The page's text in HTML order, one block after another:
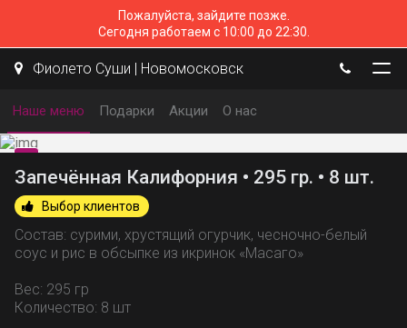
Пожалуйста, зайдите позже.
Сегодня работаем с 10:00 до 22:30.
Фиолето Суши | Новомосковск
Наше меню Подарки Акции О нас
Запечённая Калифорния • 295 гр. • 8 шт.
Выбор клиентов
Состав: сурими, хрустящий огурчик, чесночно-белый
соус и рис в обсыпке из икринок «Масаго»
Вес: 295 гр
Количество: 8 шт